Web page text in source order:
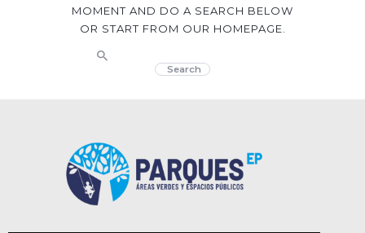
MOMENT AND DO A SEARCH BELOW
OR START FROM OUR HOMEPAGE